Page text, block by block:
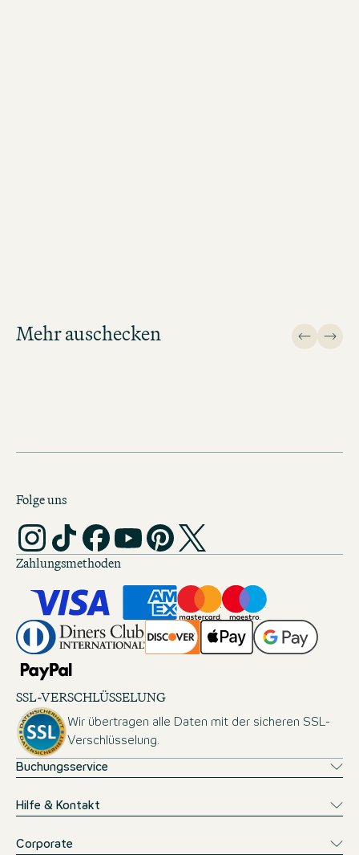
Mehr auschecken
Folge uns
Zahlungsmethoden
SSL-VERSCHLÜSSELUNG
Wir übertragen alle Daten mit der sicheren SSL-
Verschlüsselung.
Buchungsservice
Hilfe & Kontakt
Corporate